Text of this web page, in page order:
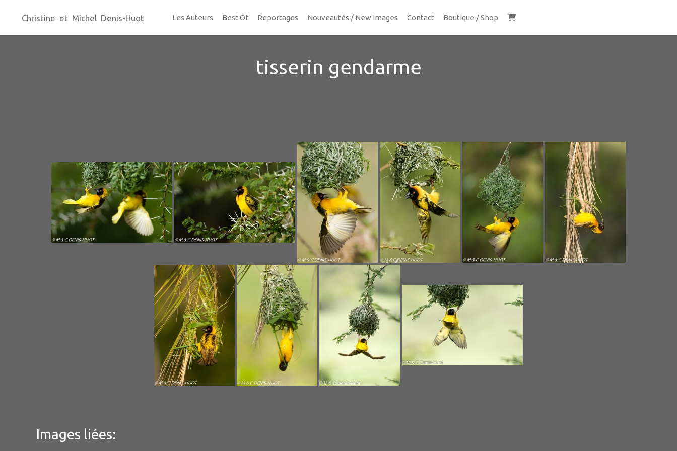
Christine et Michel Denis-Huot Les Auteurs Best Of Reportages Nouveautés / New Images Contact Boutique / Shop
tisserin gendarme
Images liées: